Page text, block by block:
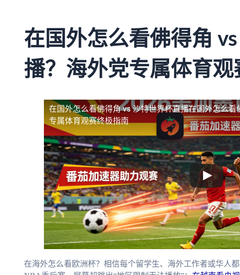
在国外怎么看佛得角
播？海外党专属体育观
在国外怎么看佛得角 vs 沙特世界杯直播在国外怎么看
专属体育观赛终极指南
在海外怎么看欧洲杯？相信每个留学生、海外工作者或华人